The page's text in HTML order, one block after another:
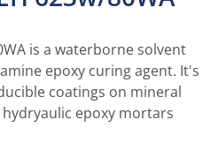
is a waterborne solvent
epoxy curing agent. It's
coatings on mineral
epoxy mortars